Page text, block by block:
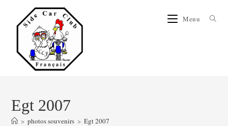
Menu
Egt 2007
> photos souvenirs > Egt 2007